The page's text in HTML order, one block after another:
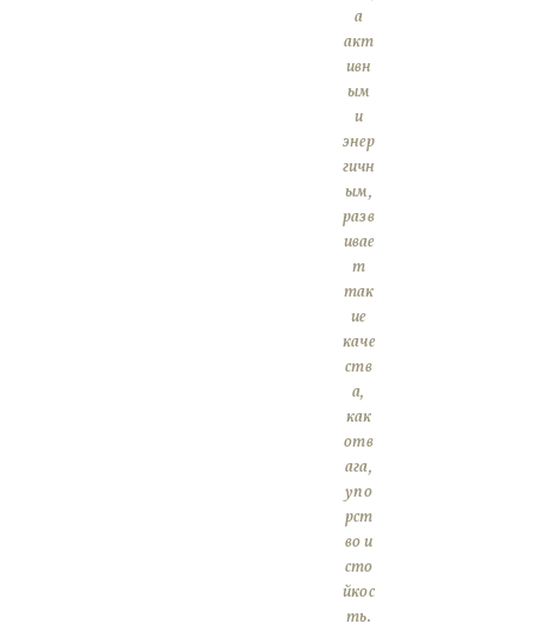
а
акт
ивн
ым
и
энер
гичн
ым,
разв
ивае
т
так
ие
каче
ств
а,
как
отв
ага,
упо
рст
во и
сто
йкос
ть.